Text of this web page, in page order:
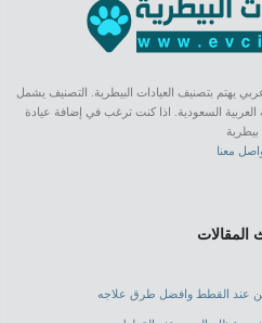
يهتم بتصنيف العيادات البيطرية. التصنيف يشمل
العربية السعودية. اذا كنت ترغب في إضافة عيادة
بيطرية
معنا
المقالات
عند القطط وافضل طرق علاجه